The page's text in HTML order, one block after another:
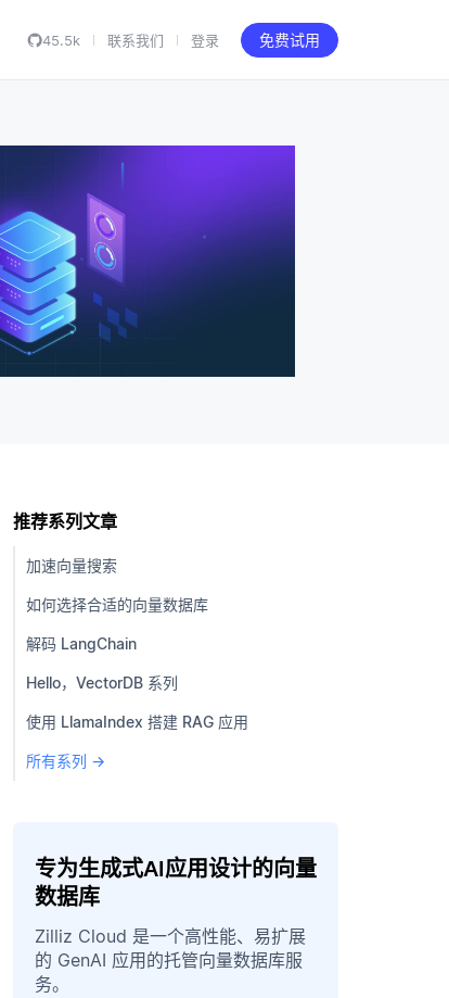
45.5k 联系我们 登录 免费试用
推荐系列文章
加速向量搜索
如何选择合适的向量数据库
解码 LangChain
Hello，VectorDB 系列
使用 LlamaIndex 搭建 RAG 应用
所有系列 →
专为生成式AI应用设计的向量
数据库
Zilliz Cloud 是一个高性能、易扩展
的 GenAI 应用的托管向量数据库服
务。